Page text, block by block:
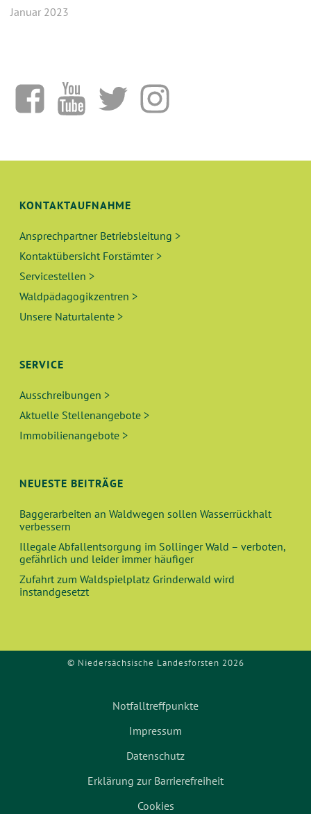
Januar 2023
KONTAKTAUFNAHME
Ansprechpartner Betriebsleitung >
Kontaktübersicht Forstämter >
Servicestellen >
Waldpädagogikzentren >
Unsere Naturtalente >
SERVICE
Ausschreibungen >
Aktuelle Stellenangebote >
Immobilienangebote >
NEUESTE BEITRÄGE
Baggerarbeiten an Waldwegen sollen Wasserrückhalt
verbessern
Illegale Abfallentsorgung im Sollinger Wald – verboten,
gefährlich und leider immer häufiger
Zufahrt zum Waldspielplatz Grinderwald wird
instandgesetzt
© Niedersächsische Landesforsten 2026
Notfalltreffpunkte
Impressum
Datenschutz
Erklärung zur Barrierefreiheit
Cookies